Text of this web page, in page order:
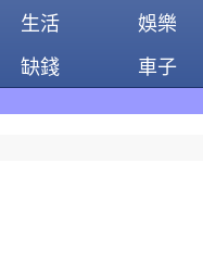
生活 娛樂
缺錢 車子